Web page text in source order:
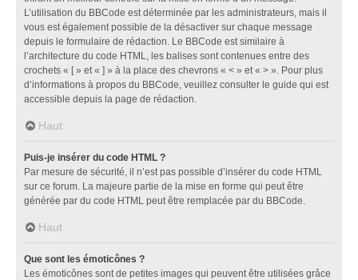
L’utilisation du BBCode est déterminée par les administrateurs, mais il
vous est également possible de la désactiver sur chaque message
depuis le formulaire de rédaction. Le BBCode est similaire à
l’architecture du code HTML, les balises sont contenues entre des
crochets « [ » et « ] » à la place des chevrons « < » et « > ». Pour plus
d’informations à propos du BBCode, veuillez consulter le guide qui est
accessible depuis la page de rédaction.
Haut
Puis-je insérer du code HTML ?
Par mesure de sécurité, il n’est pas possible d’insérer du code HTML
sur ce forum. La majeure partie de la mise en forme qui peut être
générée par du code HTML peut être remplacée par du BBCode.
Haut
Que sont les émoticônes ?
Les émoticônes sont de petites images qui peuvent être utilisées grâce